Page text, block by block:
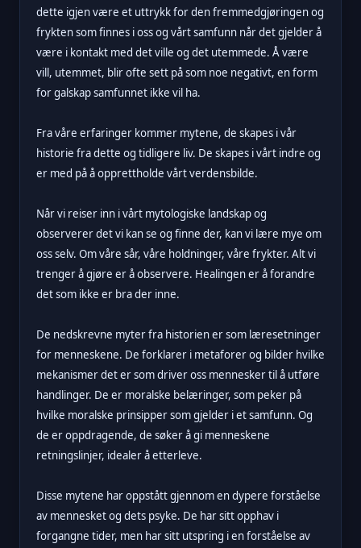
dette igjen være et uttrykk for den fremmedgjøringen og
frykten som finnes i oss og vårt samfunn når det gjelder å
være i kontakt med det ville og det utemmede. Å være
vill, utemmet, blir ofte sett på som noe negativt, en form
for galskap samfunnet ikke vil ha.
Fra våre erfaringer kommer mytene, de skapes i vår
historie fra dette og tidligere liv. De skapes i vårt indre og
er med på å opprettholde vårt verdensbilde.
Når vi reiser inn i vårt mytologiske landskap og
observerer det vi kan se og finne der, kan vi lære mye om
oss selv. Om våre sår, våre holdninger, våre frykter. Alt vi
trenger å gjøre er å observere. Healingen er å forandre
det som ikke er bra der inne.
De nedskrevne myter fra historien er som læresetninger
for menneskene. De forklarer i metaforer og bilder hvilke
mekanismer det er som driver oss mennesker til å utføre
handlinger. De er moralske belæringer, som peker på
hvilke moralske prinsipper som gjelder i et samfunn. Og
de er oppdragende, de søker å gi menneskene
retningslinjer, idealer å etterleve.
Disse mytene har oppstått gjennom en dypere forståelse
av mennesket og dets psyke. De har sitt opphav i
forgangne tider, men har sitt utspring i en forståelse av